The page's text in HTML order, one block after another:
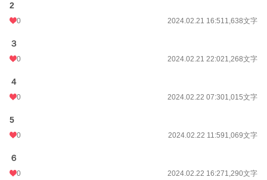
2
0 2024.02.21 16:511,638文字
３
0 2024.02.21 22:021,268文字
４
0 2024.02.22 07:301,015文字
5
0 2024.02.22 11:591,069文字
６
0 2024.02.22 16:271,290文字